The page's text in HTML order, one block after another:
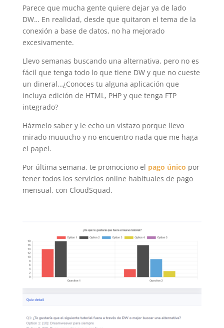
Parece que mucha gente quiere dejar ya de lado
DW… En realidad, desde que quitaron el tema de la
conexión a base de datos, no ha mejorado
excesivamente.
Llevo semanas buscando una alternativa, pero no es
fácil que tenga todo lo que tiene DW y que no cueste
un dineral…¿Conoces tu alguna aplicación que
incluya edición de HTML, PHP y que tenga FTP
integrado?
Házmelo saber y le echo un vistazo porque llevo
mirado muuucho y no encuentro nada que me haga
el papel.
Por última semana, te promociono el pago único por
tener todos los servicios online habituales de pago
mensual, con CloudSquad.